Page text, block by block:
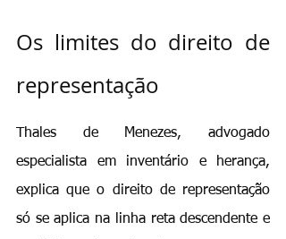
Os limites do direito de
representação
Thales de Menezes, advogado
especialista em inventário e herança,
explica que o direito de representação
só se aplica na linha reta descendente e